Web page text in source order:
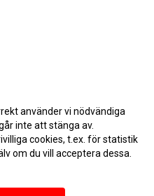
använder vi nödvändiga
inte att stänga av.
cookies, t.ex. för statistik
om du vill acceptera dessa.